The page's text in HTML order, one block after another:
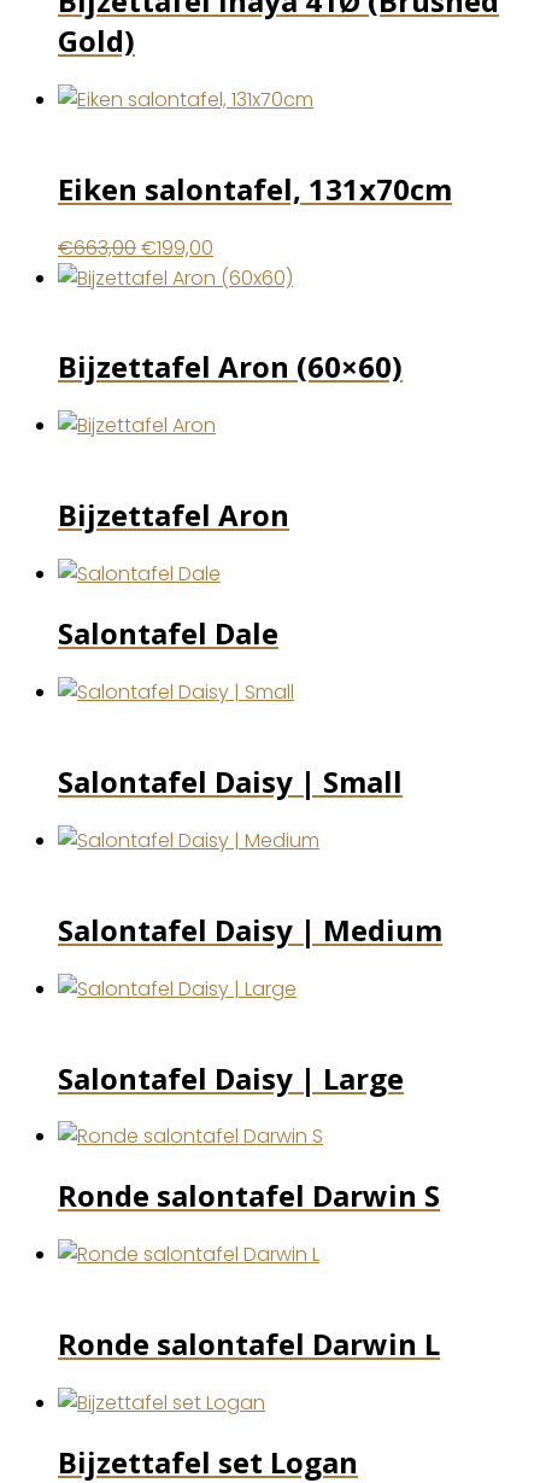
Gold)
Eiken salontafel, 131x70cm
€663,00Oorspronkelijke
prijs
€199,00
prijs
Bijzettafel Aron (60×60)
Bijzettafel Aron
Salontafel Dale
Salontafel Daisy | Small
Salontafel Daisy | Medium
Salontafel Daisy | Large
Ronde salontafel Darwin S
Ronde salontafel Darwin L
Bijzettafel set Logan